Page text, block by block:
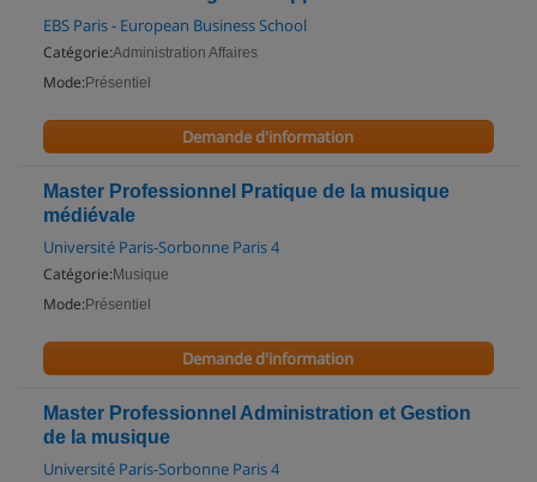
EBS Paris - European Business School
Catégorie:Administration Affaires
Mode: Présentiel
Demande d'information
Master Professionnel Pratique de la musique
médiévale
Université Paris-Sorbonne Paris 4
Catégorie: Musique
Mode: Présentiel
Demande d'information
Master Professionnel Administration et Gestion
de la musique
Université Paris-Sorbonne Paris 4